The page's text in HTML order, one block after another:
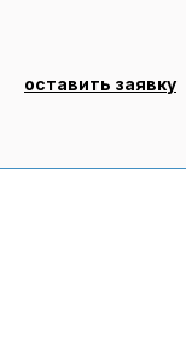
оставить заявку